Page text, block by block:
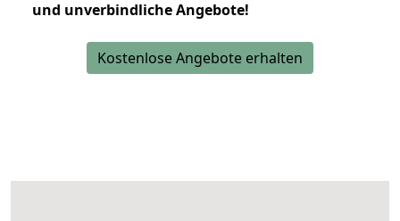
und unverbindliche Angebote!
Kostenlose Angebote erhalten